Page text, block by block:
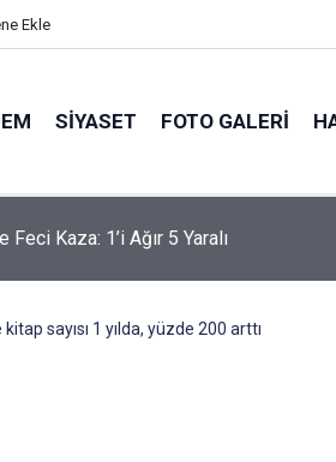
Ekle
SIYASET FOTO GALERI
83 yaşındaki hasta için hava
sayısı 1 yılda, yüzde 200 arttı